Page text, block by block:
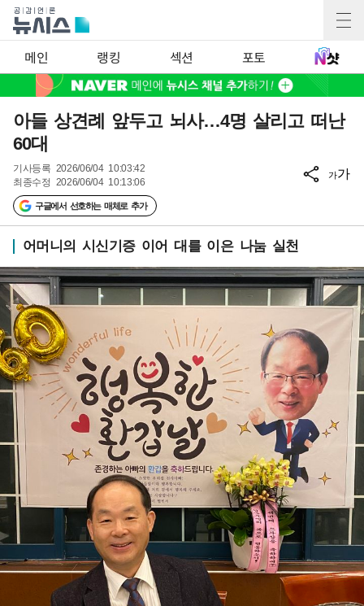
메인 랭킹 섹션 포토
아들 상견례 앞두고 뇌사…4명 살리고 떠난
60대
기사등록 2026/06/04 10:03:42
최종수정 2026/06/04 10:13:06
구글에서 선호하는 매체로 추가
가가
어머니의 시신기증 이어 대를 이은 나눔 실천